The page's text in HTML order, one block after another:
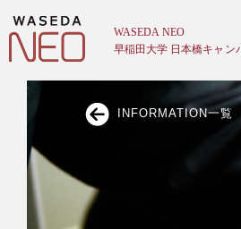
INFORMATION一覧